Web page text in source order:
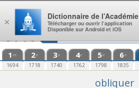
Aller au contenu
1 re
1694
2e
1718
3e
1740
4e
1762
5e
1798
6e
1835
obliquer
×
Dictionnaire de l’Académie
Télécharger ou ouvrir l’application
Disponible sur Android et iOS